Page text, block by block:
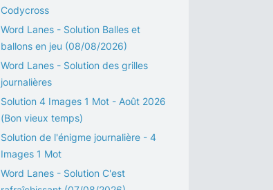
Codycross
Word Lanes - Solution Balles et
ballons en jeu (08/08/2026)
Word Lanes - Solution des grilles
journalières
Solution 4 Images 1 Mot - Août 2026
(Bon vieux temps)
Solution de l'énigme journalière - 4
Images 1 Mot
Word Lanes - Solution C'est